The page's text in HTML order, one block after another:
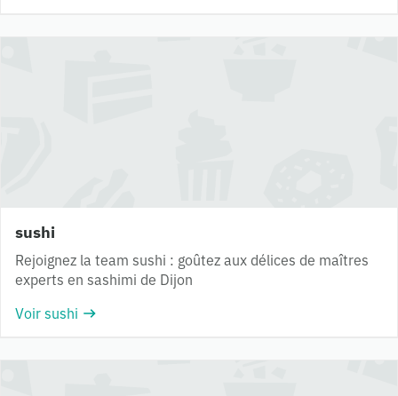
sushi
Rejoignez la team sushi : goûtez aux délices de maîtres
experts en sashimi de Dijon
Voir sushi